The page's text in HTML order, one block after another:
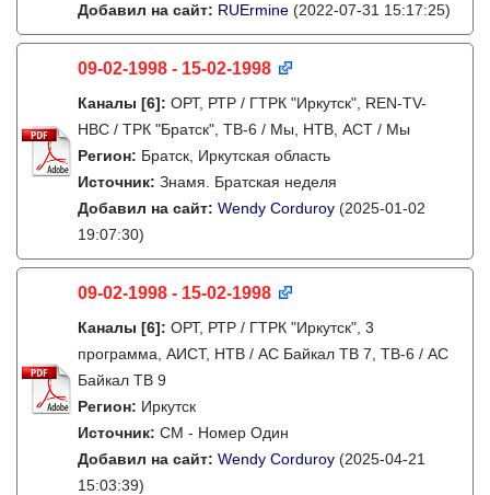
Добавил на сайт: RUErmine (2022-07-31 15:17:25)
09-02-1998 - 15-02-1998
Каналы [6]: ОРТ, РТР / ГТРК "Иркутск", REN-TV-
НВС / ТРК "Братск", ТВ-6 / Мы, НТВ, АСТ / Мы
Регион: Братск, Иркутская область
Источник: Знамя. Братская неделя
Добавил на сайт: Wendy Corduroy (2025-01-02
19:07:30)
09-02-1998 - 15-02-1998
Каналы [6]: ОРТ, РТР / ГТРК "Иркутск", 3
программа, АИСТ, НТВ / АС Байкал ТВ 7, ТВ-6 / АС
Байкал ТВ 9
Регион: Иркутск
Источник: СМ - Номер Один
Добавил на сайт: Wendy Corduroy (2025-04-21
15:03:39)